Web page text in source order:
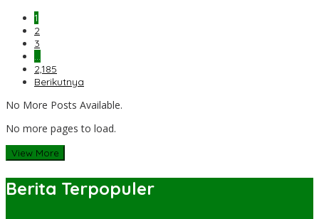
1
2
3
…
2,185
Berikutnya
No More Posts Available.
No more pages to load.
View More
Berita Terpopuler